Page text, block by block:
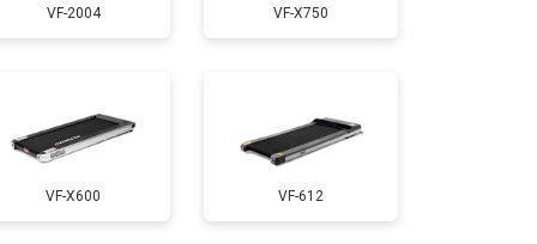
1000 ₽ Заказать
VF-2004 VF-X750
VF-X600 VF-612